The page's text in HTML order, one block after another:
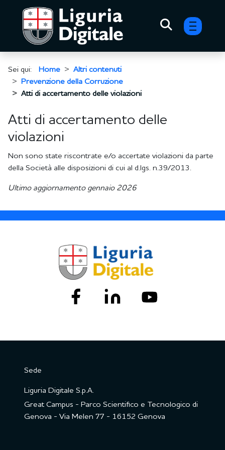
menu
Sei qui: Home
Altri contenuti
Prevenzione della Corruzione
Atti di accertamento delle violazioni
Atti di accertamento delle
violazioni
Non sono state riscontrate e/o accertate violazioni da parte
della Società alle disposizioni di cui al d.lgs. n.39/2013.
Ultimo aggiornamento gennaio 2026
Sede
Liguria Digitale S.p.A.
Great Campus - Parco Scientifico e Tecnologico di
Genova - Via Melen 77 - 16152 Genova